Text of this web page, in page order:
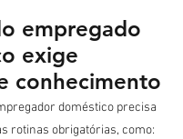
empregado
exige
conhecimento
doméstico precisa
rotinas obrigatórias, como: